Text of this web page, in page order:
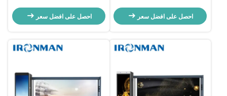
بسلاسة
احصل على افضل سعر
احصل على افضل سعر